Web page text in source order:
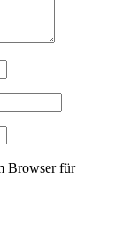
Browser für